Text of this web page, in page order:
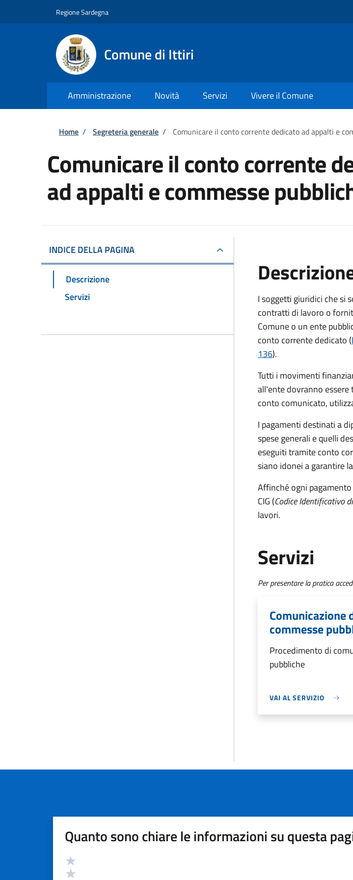
Regione Sardegna
Comune di Ittiri
Amministrazione Novità Servizi Vivere il Comune
Briciole di pane
Home / Segreteria generale / Comunicare il conto corrente dedicato ad appalti e
Comunicare il conto corrente
ad appalti e commesse
INDICE DELLA PAGINA
Descrizione
Servizi
I soggetti giuridici che si
contratti di lavoro o
Comune o un ente
conto corrente dedicato (
136).
Tutti i movimenti
all'ente dovranno essere
conto comunicato,
I pagamenti destinati a
spese generali e quelli
eseguiti tramite conto
siano idonei a garantire
Affinché ogni
CIG (Codice Identificativo
lavori.
Servizi
Per presentare la pratica
Comunicazione
commesse
Procedimento di
pubbliche
VAI AL SERVIZIO
Quanto sono chiare le informazioni su questa
Valutazione